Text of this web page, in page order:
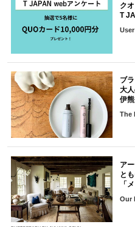
ク
T
ブ
大
伊
The
ア
と
「
Our